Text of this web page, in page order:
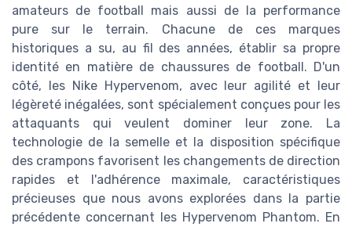
amateurs de football mais aussi de la performance
pure sur le terrain. Chacune de ces marques
historiques a su, au fil des années, établir sa propre
identité en matière de chaussures de football. D'un
côté, les Nike Hypervenom, avec leur agilité et leur
légèreté inégalées, sont spécialement conçues pour les
attaquants qui veulent dominer leur zone. La
technologie de la semelle et la disposition spécifique
des crampons favorisent les changements de direction
rapides et l'adhérence maximale, caractéristiques
précieuses que nous avons explorées dans la partie
précédente concernant les Hypervenom Phantom. En